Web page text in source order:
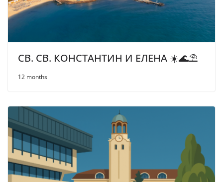
СВ. СВ. КОНСТАНТИН И ЕЛЕНА ☀️🌊⛱
12 months